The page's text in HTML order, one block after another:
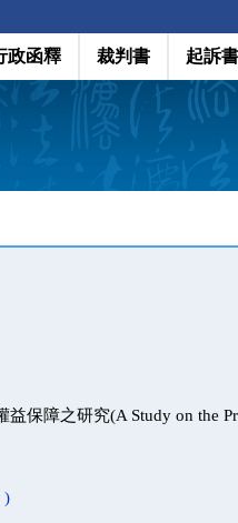
政函釋 裁判書 起訴書
保障之研究(A Study on the
)